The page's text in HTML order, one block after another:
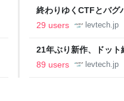
終わりゆくCTFとバ
ること【フォーカス】
29 users levtech.jp
21年ぶり新作、ドッ
ついて作者に聞く【フ
89 users levtech.jp